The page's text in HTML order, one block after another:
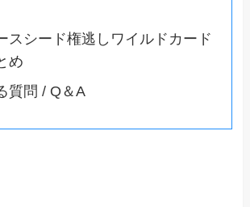
スシード権逃しワイルドカード
め
質問 / Q＆A